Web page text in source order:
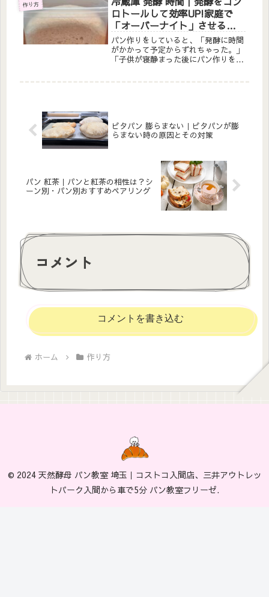
すよね。でも、ちょっと待ってくだ
さ...
作り方
ロトールして効率UP!家庭で
「オーバーナイト」させるや
り方とポイントをご紹介しま
す
パン作りをしていると、「発酵に時間
がかかって予定からずれちゃった。」
「子供が寝静まった後にパン作りを始
ピタパン 膨らまない｜ピタパンが膨
らまない時の原因とその対策
パン 紅茶｜パンと紅茶の相性は？シ
ーン別・パン別おすすめペアリング
コメント
コメントを書き込む
ホーム 作り方
© 2024 天然酵母 パン教室 埼玉｜コストコ入間店、三井アウトレッ
トパーク入間から車で5分 パン教室フリーゼ.